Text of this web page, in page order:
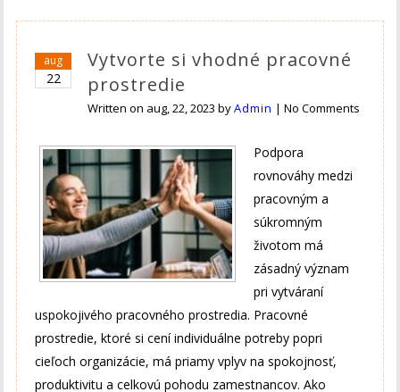
aug
22
Vytvorte si vhodné pracovné
prostredie
Written on aug, 22, 2023 byAdmin |No Comments
Podpora
rovnováhy medzi
pracovným a
súkromným
životom má
zásadný význam
pri vytváraní
uspokojivého pracovného prostredia. Pracovné
prostredie, ktoré si cení individuálne potreby popri
cieľoch organizácie, má priamy vplyv na spokojnosť,
produktivitu a celkovú pohodu zamestnancov. Ako